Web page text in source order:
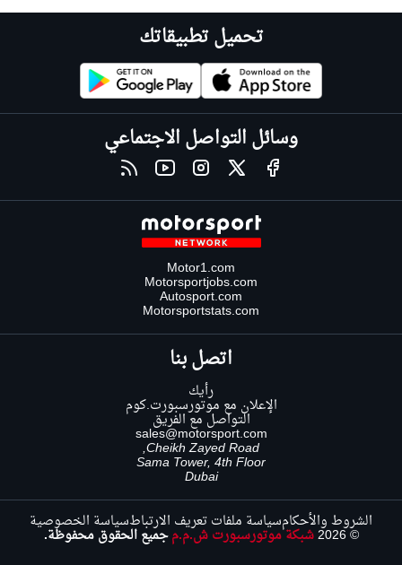
تحميل تطبيقاتك
وسائل التواصل الاجتماعي
Motor1.com
Motorsportjobs.com
Autosport.com
Motorsportstats.com
اتصل بنا
رأيك
الإعلان مع موتورسبورت.كوم
التواصل مع الفريق
sales@motorsport.com
Cheikh Zayed Road,
Sama Tower, 4th Floor
Dubai
© 2026 شبكة موتورسبورت ش.م.م جميع الحقوق محفوظة.
الشروط والأحكامسياسة ملفات تعريف الارتباطسياسة الخصوصية